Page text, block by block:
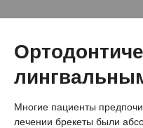
Многие пациенты
лечении брекеты были